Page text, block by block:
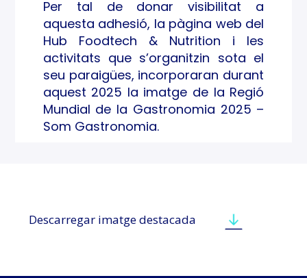
Per tal de donar visibilitat a
aquesta adhesió, la pàgina web del
Hub Foodtech & Nutrition i les
activitats que s’organitzin sota el
seu paraigües, incorporaran durant
aquest 2025 la imatge de la Regió
Mundial de la Gastronomia 2025 –
Som Gastronomia.
Descarregar imatge destacada